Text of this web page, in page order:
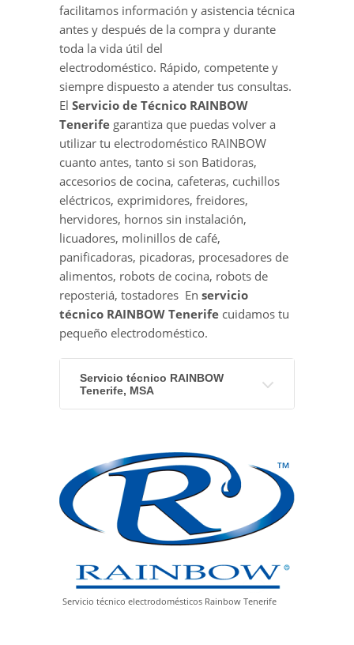
facilitamos información y asistencia técnica
antes y después de la compra y durante
toda la vida útil del
electrodoméstico. Rápido, competente y
siempre dispuesto a atender tus consultas.
El Servicio de Técnico RAINBOW
Tenerife garantiza que puedas volver a
utilizar tu electrodoméstico RAINBOW
cuanto antes, tanto si son Batidoras,
accesorios de cocina, cafeteras, cuchillos
eléctricos, exprimidores, freidores,
hervidores, hornos sin instalación,
licuadores, molinillos de café,
panificadoras, picadoras, procesadores de
alimentos, robots de cocina, robots de
reposteriá, tostadores En servicio
técnico RAINBOW Tenerife cuidamos tu
pequeño electrodoméstico.
Servicio técnico RAINBOW
Tenerife, MSA
Servicio técnico electrodomésticos Rainbow Tenerife